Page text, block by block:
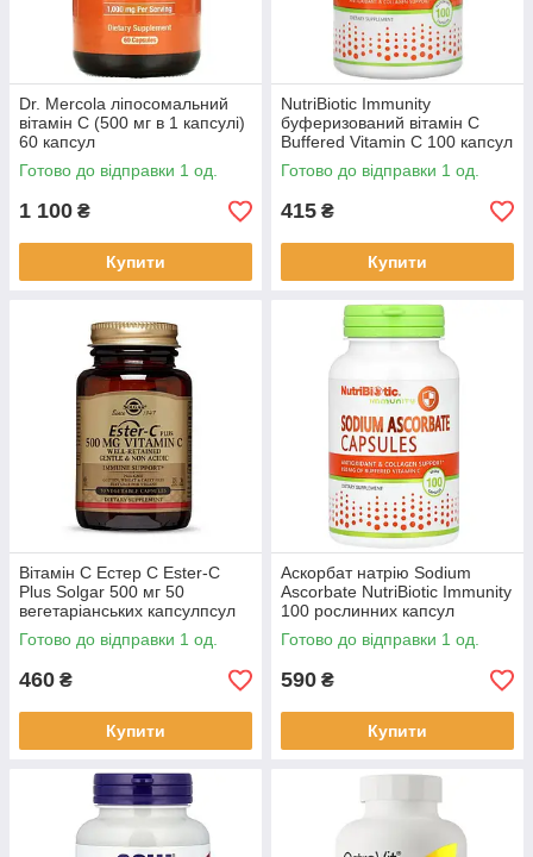
Dr. Mercola ліпосомальний
вітамін С (500 мг в 1 капсулі)
60 капсул
Готово до відправки 1 од.
1 100 ₴
Купити
NutriBiotic Immunity
буферизований вітамін C
Buffered Vitamin C 100 капсул
без глютену
Готово до відправки 1 од.
415 ₴
Купити
Вітамін C Естер C Ester-C
Plus Solgar 500 мг 50
вегетаріанських капсулпсул
Готово до відправки 1 од.
460 ₴
Купити
Аскорбат натрію Sodium
Ascorbate NutriBiotic Immunity
100 рослинних капсул
Готово до відправки 1 од.
590 ₴
Купити